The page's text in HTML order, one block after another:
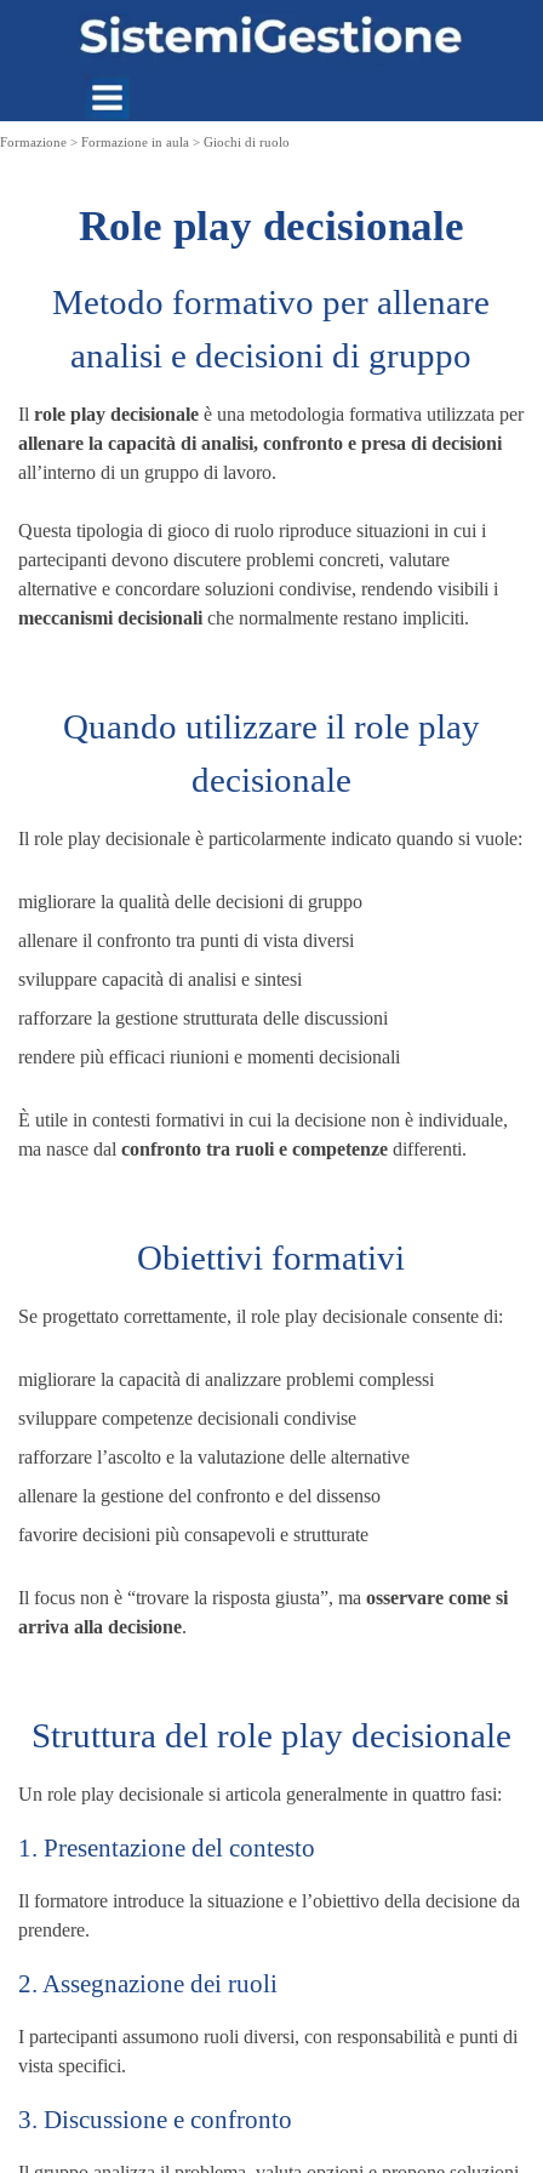
Formazione > Formazione in aula > Giochi di ruolo
Role play decisionale
Metodo formativo per allenare
analisi e decisioni di gruppo
Il role play decisionale è una metodologia formativa utilizzata per
allenare la capacità di analisi, confronto e presa di decisioni
all’interno di un gruppo di lavoro.
Questa tipologia di gioco di ruolo riproduce situazioni in cui i
partecipanti devono discutere problemi concreti, valutare
alternative e concordare soluzioni condivise, rendendo visibili i
meccanismi decisionali che normalmente restano impliciti.
Quando utilizzare il role play
decisionale
Il role play decisionale è particolarmente indicato quando si vuole:
migliorare la qualità delle decisioni di gruppo
allenare il confronto tra punti di vista diversi
sviluppare capacità di analisi e sintesi
rafforzare la gestione strutturata delle discussioni
rendere più efficaci riunioni e momenti decisionali
È utile in contesti formativi in cui la decisione non è individuale,
ma nasce dal confronto tra ruoli e competenze differenti.
Obiettivi formativi
Se progettato correttamente, il role play decisionale consente di:
migliorare la capacità di analizzare problemi complessi
sviluppare competenze decisionali condivise
rafforzare l’ascolto e la valutazione delle alternative
allenare la gestione del confronto e del dissenso
favorire decisioni più consapevoli e strutturate
Il focus non è “trovare la risposta giusta”, ma osservare come si
arriva alla decisione.
Struttura del role play decisionale
Un role play decisionale si articola generalmente in quattro fasi:
1. Presentazione del contesto
Il formatore introduce la situazione e l’obiettivo della decisione da
prendere.
2. Assegnazione dei ruoli
I partecipanti assumono ruoli diversi, con responsabilità e punti di
vista specifici.
3. Discussione e confronto